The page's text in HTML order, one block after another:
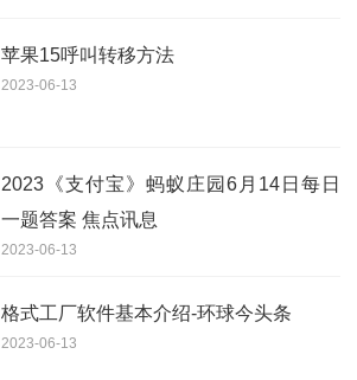
苹果15呼叫转移方法
2023-06-13
2023《支付宝》蚂蚁庄园6月14日每日
一题答案 焦点讯息
2023-06-13
格式工厂软件基本介绍-环球今头条
2023-06-13